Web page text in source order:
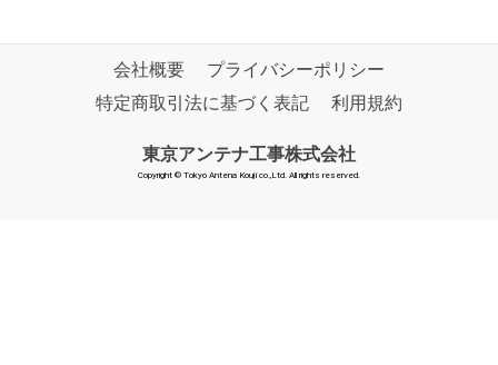
会社概要
プライバシーポリシー
特定商取引法に基づく表記
利用規約
東京アンテナ工事株式会社
Copyright © Tokyo Antena Kouji co.,Ltd. All rights reserved.